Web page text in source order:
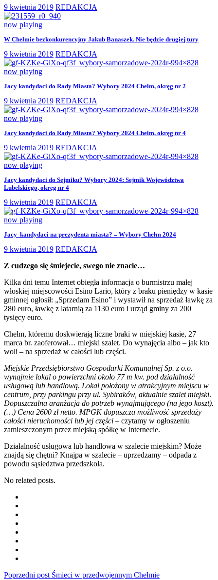
9 kwietnia 2019 REDAKCJA
now playing
W Chełmie bezkonkurencyjny Jakub Banaszek. Nie będzie drugiej tury
9 kwietnia 2019 REDAKCJA
now playing
Jacy kandydaci do Rady Miasta? Wybory 2024 Chełm, okręg nr 2
9 kwietnia 2019 REDAKCJA
now playing
Jacy kandydaci do Rady Miasta? Wybory 2024 Chełm, okręg nr 4
9 kwietnia 2019 REDAKCJA
now playing
Jacy kandydaci do Sejmiku? Wybory 2024: Sejmik Województwa
Lubelskiego, okręg nr 4
9 kwietnia 2019 REDAKCJA
now playing
Jacy kandydaci na prezydenta miasta? – Wybory Chełm 2024
9 kwietnia 2019 REDAKCJA
Z cudzego się śmiejecie, swego nie znacie…
Kilka dni temu Internet obiegła informacja o burmistrzu małej
włoskiej miejscowości Esino Lario, który z braku pieniędzy w kasie
gminnej ogłosił: „Sprzedam Esino” i wystawił na sprzedaż ławkę za
280 euro, ławkę z latarnią za 1130 euro i urząd gminy za 200
tysięcy euro.
Chełm, któremu doskwierają liczne braki w miejskiej kasie, 27
marca br. zaoferował… miejski szalet. Do wynajęcia albo – jak kto
woli – na sprzedaż w całości lub części.
Miejskie Przedsiębiorstwo Gospodarki Komunalnej Sp. z o.o.
wynajmie lokal o powierzchni około 77 m kw. pod działalność
usługową lub handlową. Lokal położony w atrakcyjnym miejscu w
centrum, przy parkingu przy ul. Sybiraków, aktualnie szalet miejski.
Dopuszczalna aranżacja do potrzeb wynajmującego (na jego koszt).
(…) Cena 2600 zł netto. MPGK dopuszcza możliwość sprzedaży
całości nieruchomości lub jej części – czytamy w ogłoszeniu
zamieszczonym przez miejską spółkę w Internecie.
Działalność usługowa lub handlowa w szalecie miejskim? Może
znajdą się chętni? Knajpa w szalecie – uprzedzamy – odpada z
powodu sąsiedztwa przedszkola.
No related posts.
Poprzedni post Śmieci w przedwojennym Chełmie